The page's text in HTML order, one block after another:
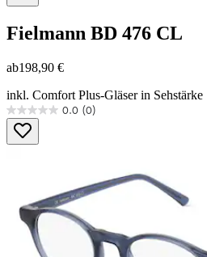
Fielmann BD 476 CL
ab198,90 €
inkl. Comfort Plus-Gläser in Sehstärke
0.0 (0)
0.0
von
5